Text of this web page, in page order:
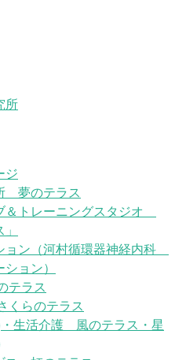
ジ
夢のテラス
＆トレーニングスタジオ
ョン（河村循環器神経内科
ョン）
テラス
くらのテラス
生活介護 風のテラス・星